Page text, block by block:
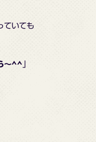
ていても
～^^